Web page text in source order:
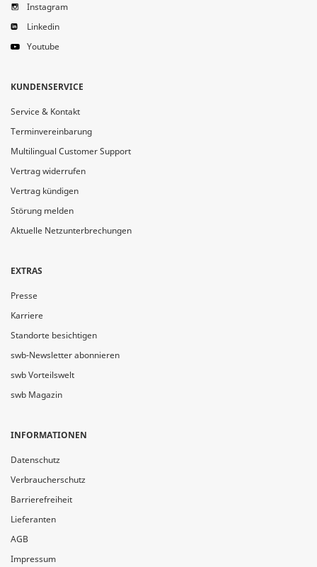
Instagram
Linkedin
Youtube
KUNDENSERVICE
Service & Kontakt
Terminvereinbarung
Multilingual Customer Support
Vertrag widerrufen
Vertrag kündigen
Störung melden
Aktuelle Netzunterbrechungen
EXTRAS
Presse
Karriere
Standorte besichtigen
swb-Newsletter abonnieren
swb Vorteilswelt
swb Magazin
INFORMATIONEN
Datenschutz
Verbraucherschutz
Barrierefreiheit
Lieferanten
AGB
Impressum